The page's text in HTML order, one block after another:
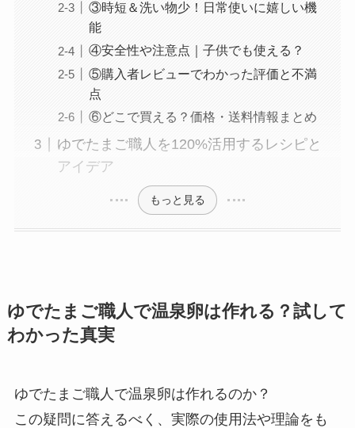
③時短＆洗い物少！日常使いに嬉しい機
能
④安全性や注意点｜子供でも使える？
⑤購入者レビューでわかった評価と不満
点
⑥どこで買える？価格・送料情報まとめ
ゆでたまご職人を120%活用するレシピと
アイデア
もっと見る
ゆでたまご職人で温泉卵は作れる？試して
わかった真実
ゆでたまご職人で温泉卵は作れるのか？
この疑問に答えるべく、実際の使用法や理論をも